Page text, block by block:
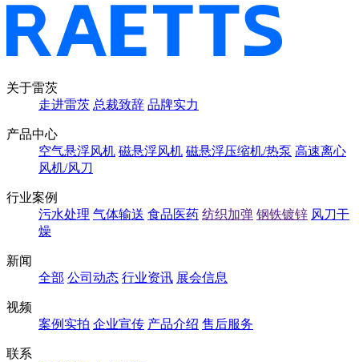
关于雷茨
走进雷茨 总裁致辞 品牌实力
产品中心
空气悬浮风机 磁悬浮风机 磁悬浮压缩机/热泵 高速离心
风机/风刀
行业案例
污水处理 气体输送 食品医药 纺织加弹 钢铁镀锌 风刀干
燥
新闻
全部 公司动态 行业资讯 展会信息
视频
案例实拍 企业宣传 产品介绍 售后服务
联系